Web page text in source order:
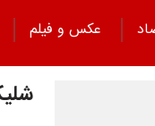
عکس و فیلم